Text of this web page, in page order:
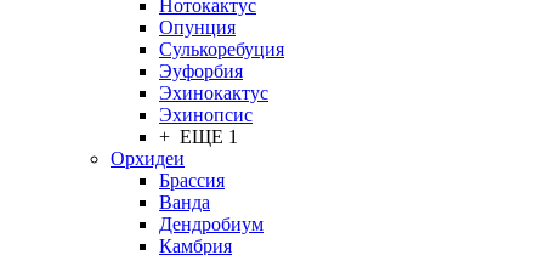
Нотокактус
Опунция
Сулькоребуция
Эуфорбия
Эхинокактус
Эхинопсис
+ ЕЩЕ 1
Орхидеи
Брассия
Ванда
Дендробиум
Камбрия